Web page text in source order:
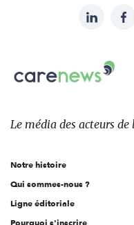
sur:
LinkedIn
Carenews,
Le
des
l'engagement
Le média des acteurs de
Notre histoire
Qui sommes-nous ?
Ligne éditoriale
Pourquoi s'inscrire